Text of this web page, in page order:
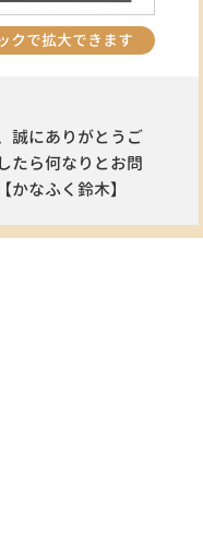
クで拡大できます
誠にありがとうご
たら何なりとお問
なふく鈴木】